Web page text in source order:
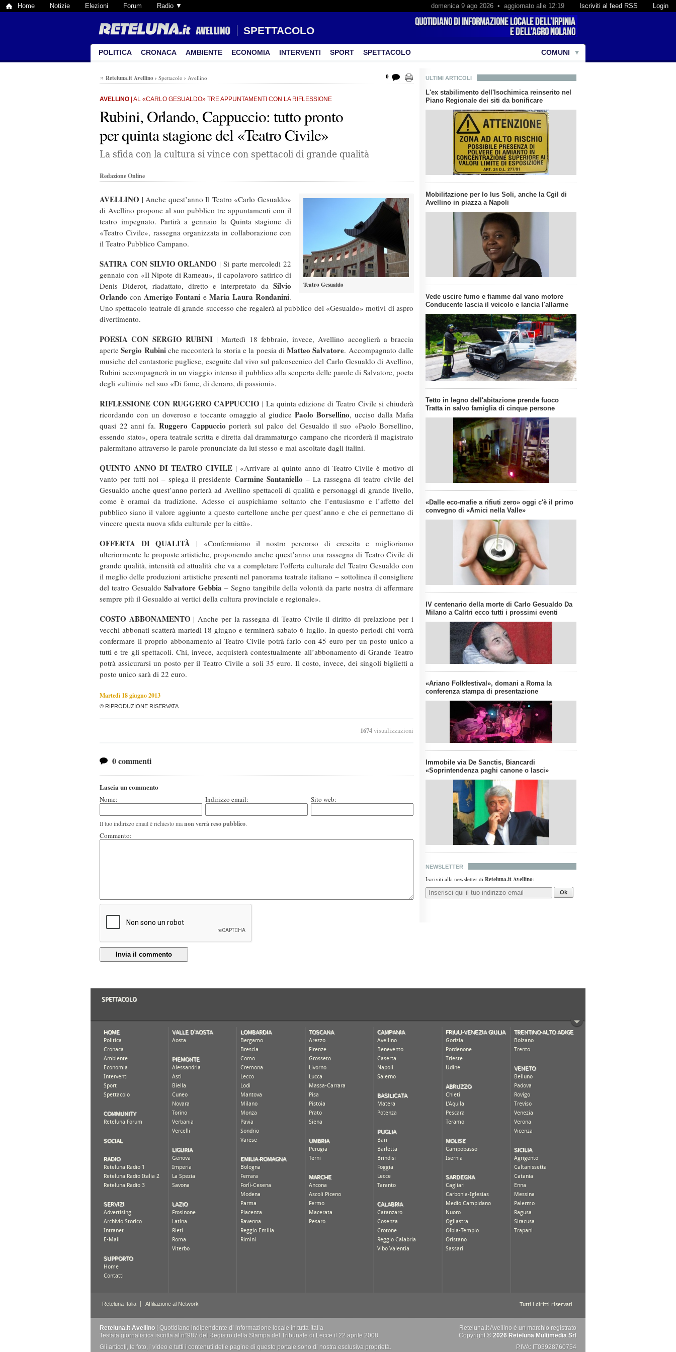
Home Notizie Elezioni Forum Radio ▼ Login
Iscriviti al feed RSS
domenica 9 ago 2026 • aggiornato alle 12:19
SPETTACOLO
POLITICA CRONACA AMBIENTE ECONOMIA INTERVENTI SPORT SPETTACOLO COMUNI
ULTIMI ARTICOLI
L'ex stabilimento dell'Isochimica reinserito nel
Piano Regionale dei siti da bonificare
Mobilitazione per lo Ius Soli, anche la Cgil di
Avellino in piazza a Napoli
Vede uscire fumo e fiamme dal vano motore
Conducente lascia il veicolo e lancia l'allarme
Tetto in legno dell'abitazione prende fuoco
Tratta in salvo famiglia di cinque persone
«Dalle eco-mafie a rifiuti zero» oggi c'è il primo
convegno di «Amici nella Valle»
IV centenario della morte di Carlo Gesualdo Da
Milano a Calitri ecco tutti i prossimi eventi
«Ariano Folkfestival», domani a Roma la
conferenza stampa di presentazione
Immobile via De Sanctis, Biancardi
«Soprintendenza paghi canone o lasci»
NEWSLETTER
Iscriviti alla newsletter di Reteluna.it Avellino:
Ok
Reteluna.it Avellino› Spettacolo › Avellino 0
AVELLINO | AL «CARLO GESUALDO» TRE APPUNTAMENTI CON LA RIFLESSIONE
Rubini, Orlando, Cappuccio: tutto pronto
per quinta stagione del «Teatro Civile»
La sfida con la cultura si vince con spettacoli di grande qualità
Redazione Online
Teatro Gesualdo
AVELLINO | Anche quest’anno Il Teatro «Carlo Gesualdo»
di Avellino propone al suo pubblico tre appuntamenti con il
teatro impegnato. Partirà a gennaio la Quinta stagione di
«Teatro Civile», rassegna organizzata in collaborazione con
il Teatro Pubblico Campano.
SATIRA CON SILVIO ORLANDO | Si parte mercoledì 22
gennaio con «Il Nipote di Rameau», il capolavoro satirico di
Denis Diderot, riadattato, diretto e interpretato da Silvio
Orlando conAmerigo Fontani e Maria Laura Rondanini.
Uno spettacolo teatrale di grande successo che regalerà al pubblico del «Gesualdo» motivi di aspro
divertimento.
POESIA CON SERGIO RUBINI| Martedì 18 febbraio, invece, Avellino accoglierà a braccia
aperteSergio Rubiniche racconterà la storia e la poesia diMatteo Salvatore. Accompagnato dalle
musiche del cantastorie pugliese, eseguite dal vivo sul palcoscenico del Carlo Gesualdo di Avellino,
Rubini accompagnerà in un viaggio intenso il pubblico alla scoperta delle parole di Salvatore, poeta
degli «ultimi» nel suo «Di fame, di denaro, di passioni».
RIFLESSIONE CON RUGGERO CAPPUCCIO | La quinta edizione di Teatro Civile si chiuderà
ricordando con un doveroso e toccante omaggio al giudice Paolo Borsellino, ucciso dalla Mafia
quasi 22 anni fa. Ruggero Cappuccio porterà sul palco del Gesualdo il suo «Paolo Borsellino,
essendo stato», opera teatrale scritta e diretta dal drammaturgo campano che ricorderà il magistrato
palermitano attraverso le parole pronunciate da lui stesso e mai ascoltate dagli italini.
QUINTO ANNO DI TEATRO CIVILE | «Arrivare al quinto anno di Teatro Civile è motivo di
vanto per tutti noi – spiega il presidente Carmine Santaniello – La rassegna di teatro civile del
Gesualdo anche quest’anno porterà ad Avellino spettacoli di qualità e personaggi di grande livello,
come è oramai da tradizione. Adesso ci auspichiamo soltanto che l’entusiasmo e l’affetto del
pubblico siano il valore aggiunto a questo cartellone anche per quest’anno e che ci permettano di
vincere questa nuova sfida culturale per la città».
OFFERTA DI QUALITÀ | «Confermiamo il nostro percorso di crescita e miglioriamo
ulteriormente le proposte artistiche, proponendo anche quest’anno una rassegna di Teatro Civile di
grande qualità, intensità ed attualità che va a completare l’offerta culturale del Teatro Gesualdo con
il meglio delle produzioni artistiche presenti nel panorama teatrale italiano – sottolinea il consigliere
del teatro Gesualdo Salvatore Gebbia – Segno tangibile della volontà da parte nostra di affermare
sempre più il Gesualdo ai vertici della cultura provinciale e regionale».
COSTO ABBONAMENTO | Anche per la rassegna di Teatro Civile il diritto di prelazione per i
vecchi abbonati scatterà martedì 18 giugno e terminerà sabato 6 luglio. In questo periodi chi vorrà
confermare il proprio abbonamento al Teatro Civile potrà farlo con 45 euro per un posto unico a
tutti e tre gli spettacoli. Chi, invece, acquisterà contestualmente all’abbonamento di Grande Teatro
potrà assicurarsi un posto per il Teatro Civile a soli 35 euro. Il costo, invece, dei singoli biglietti a
posto unico sarà di 22 euro.
Martedì 18 giugno 2013
© RIPRODUZIONE RISERVATA
1674visualizzazioni
0 commenti
Lascia un commento
Nome: Indirizzo email: Sito web:
Il tuo indirizzo email è richiesto manon verrà reso pubblico.
Commento:
Invia il commento
Reteluna.it Avellino è un marchio registrato
Copyright© 2026 Reteluna Multimedia Srl
P.IVA: IT03928760754
Reteluna.it Avellino | Quotidiano indipendente di informazione locale in tutta Italia
Testata giornalistica iscritta al n°987 del Registro della Stampa del Tribunale di Lecce il 22 aprile 2008
Gli articoli, le foto, i video e tutti i contenuti delle pagine di questo portale sono di nostra esclusiva proprietà.